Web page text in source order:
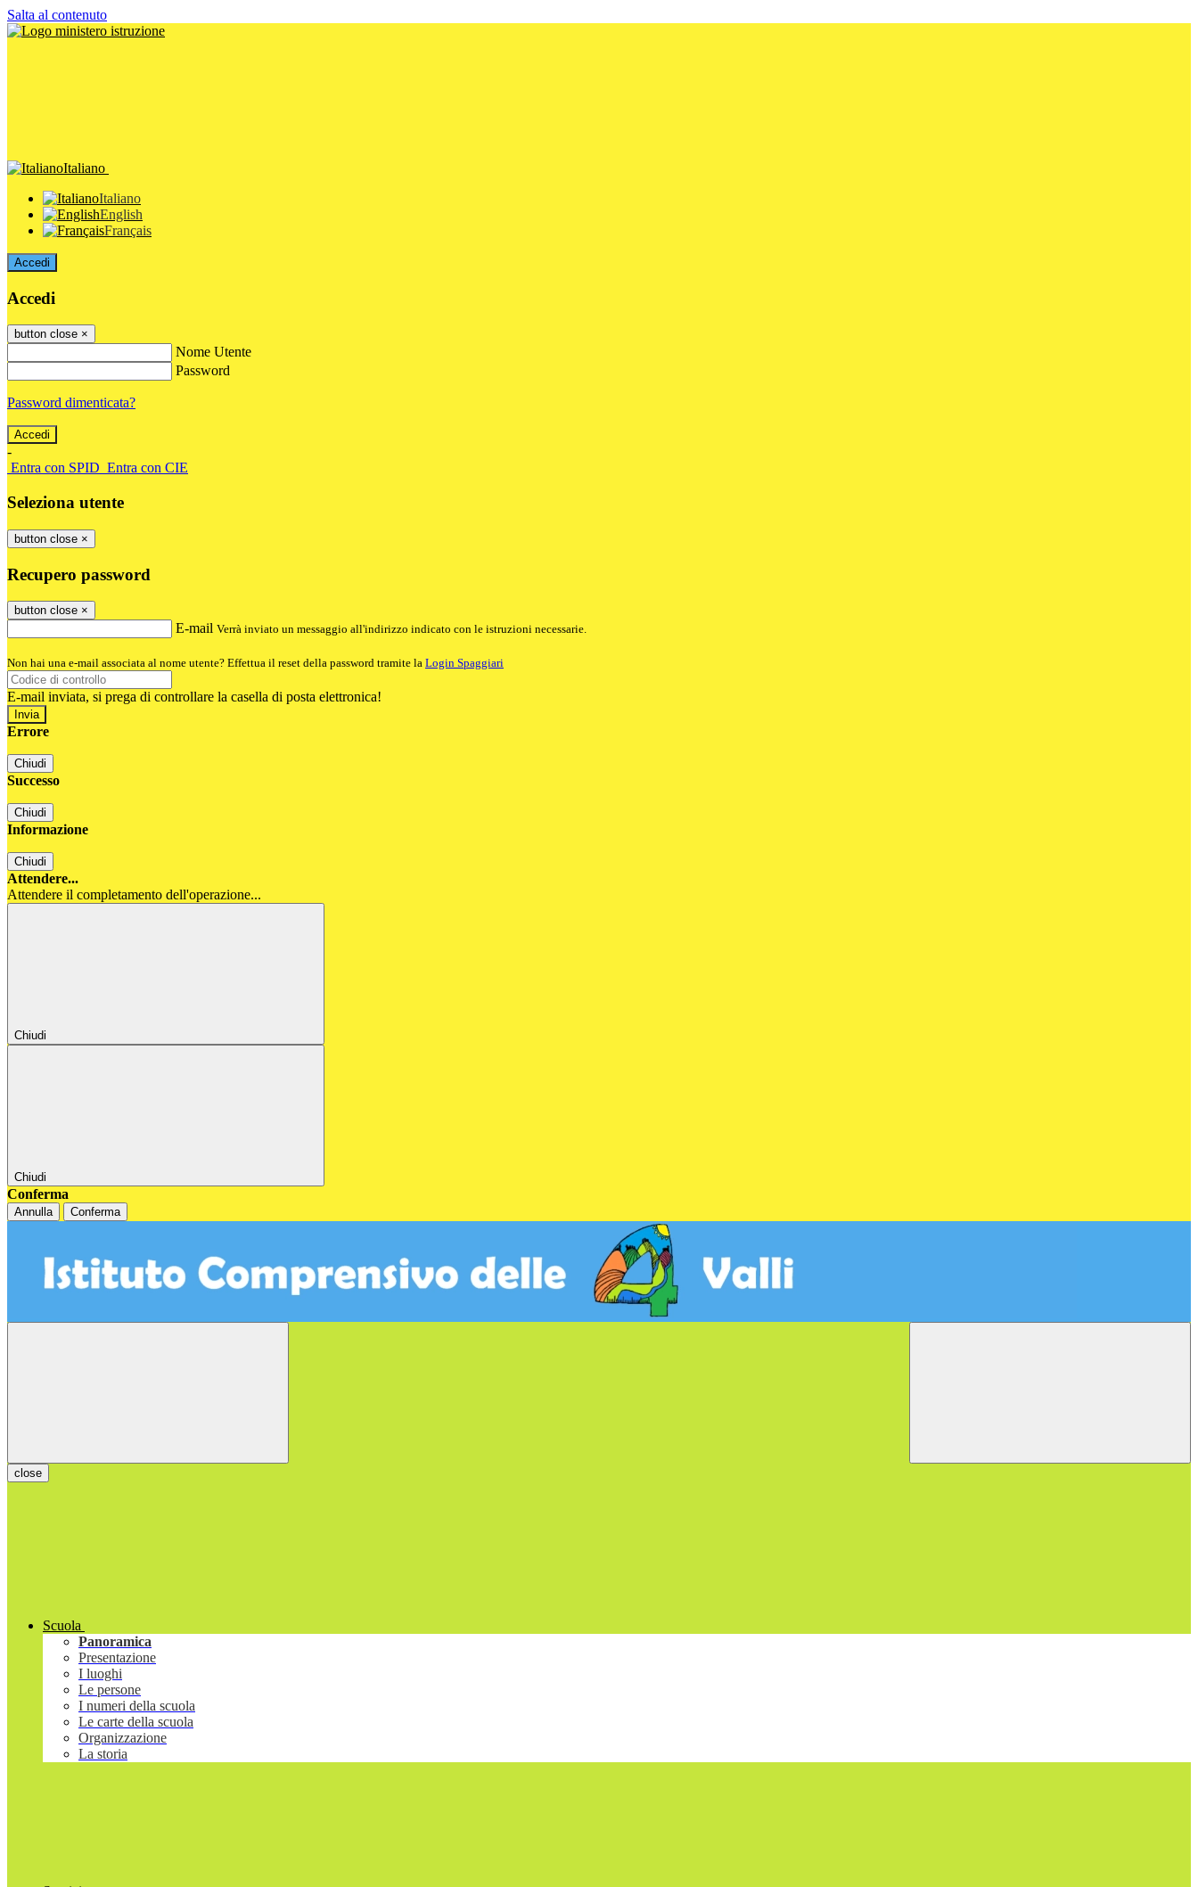
Salta al contenuto
Italiano
Italiano
English
Français
Accedi
Accedi
button close ×
Nome Utente
Password
Password dimenticata?
-
Entra con SPID Entra con CIE
Seleziona utente
button close ×
Recupero password
button close ×
E-mail Verrà inviato un messaggio all'indirizzo indicato con le istruzioni necessarie.
Non hai una e-mail associata al nome utente? Effettua il reset della password tramite la Login Spaggiari
E-mail inviata, si prega di controllare la casella di posta elettronica!
Errore
Chiudi
Successo
Chiudi
Informazione
Chiudi
Attendere...
Attendere il completamento dell'operazione...
Chiudi
Chiudi
Conferma
Annulla Conferma
close
Scuola
Panoramica
Presentazione
I luoghi
Le persone
I numeri della scuola
Le carte della scuola
Organizzazione
La storia